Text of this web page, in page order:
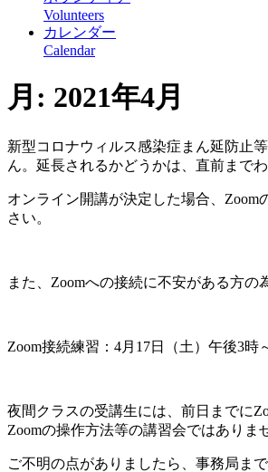
Volunteers
カレンダー
Calendar
月: 2021年4月
新型コロナウィルス感染症まん延防止
ん。延長されるかどうかは、直前まで
オンライン開講が決定した場合、
さい。
また、Zoomへの接続に不安がある方の
Zoom接続練習：4月17日（土）午後3時
夜間クラスの受講生には、前日までに
Zoomの操作方法等の講習会ではありま
ご不明の点がありましたら、事務局ま